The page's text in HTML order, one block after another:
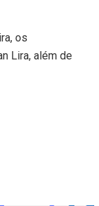
os
Lira, além de